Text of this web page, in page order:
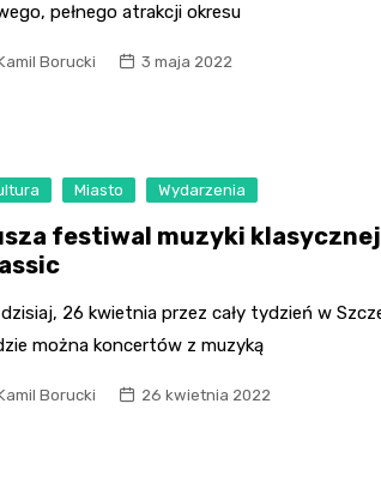
pełnego atrakcji okresu
Borucki 3 maja 2022
Miasto Wydarzenia
festiwal muzyki
26 kwietnia przez cały tydzień w
można koncertów z muzyką
Borucki 26 kwietnia 2022